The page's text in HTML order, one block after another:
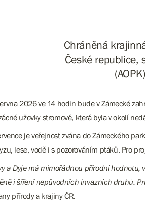
Chráněná
České republice,
2026 ve 14 hodin bude v Zámecké
užovky stromové, která byla v okolí
je veřejnost zvána do Zámeckého
lese, vodě i s pozorováním ptáků. Pro
a Dyje má mimořádnou přírodní
i šíření nepůvodních invazních druhů.
přírody a krajiny ČR.